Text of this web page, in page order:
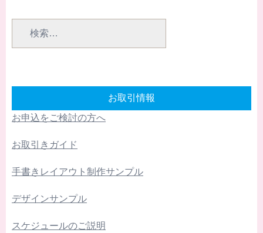
お取引情報
お申込をご検討の方へ
お取引きガイド
手書きレイアウト制作サンプル
デザインサンプル
スケジュールのご説明